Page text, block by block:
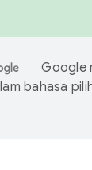
Google
bahasa